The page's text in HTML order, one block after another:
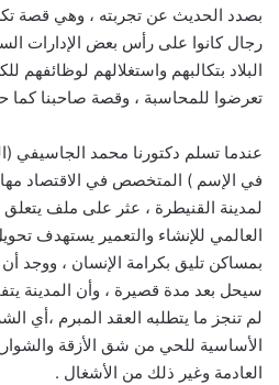
بصدد الحديث عن تجربته ، وهي قصة
رجال كانوا على رأس بعض الإدارات
البلاد بتكالبهم واستغلالهم لوظائفهم
تعرضوا للمحاسبة ، وقصة صاحبنا كما
عندما تسلم دكتورنا محمد الجاسيفي
في الإسم ) المتخصص في الاقتصاد
لمدينة القنيطرة ، عثر على ملف
العالمي للإنشاء والتعمير يستهدف
بمساكن تليق بكرامة الإنسان ، ووجد
سيحل بعد مدة قصيرة ، وأن المدينة
لم تنجز ما يتطلبه العقد المبرم ،أي
الأساسية للحي من شق الأزقة
العادمة وغير ذلك من الأشغال .